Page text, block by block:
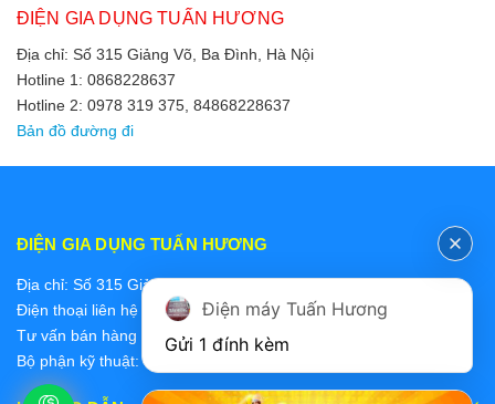
ĐIỆN GIA DỤNG TUẤN HƯƠNG
Địa chỉ: Số 315 Giảng Võ, Ba Đình, Hà Nội
Hotline 1: 0868228637
Hotline 2: 0978 319 375, 84868228637
Bản đồ đường đi
ĐIỆN GIA DỤNG TUẤN HƯƠNG
Địa chỉ: Số 315 Giảng Võ, Ba Đình, Hà Nội
Điện thoại liên hệ các bộ phận:
Tư vấn bán hàng 2: 0868228637
Bộ phận kỹ thuật: 0978 319 375
Điện máy Tuấn Hương
Gửi 1 đính kèm